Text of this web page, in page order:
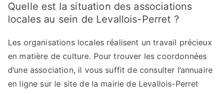
Quelle est la situation des associations
locales au sein de Levallois-Perret ?
Les organisations locales réalisent un travail précieux
en matière de culture. Pour trouver les coordonnées
d’une association, il vous suffit de consulter l’annuaire
en ligne sur le site de la mairie de Levallois-Perret